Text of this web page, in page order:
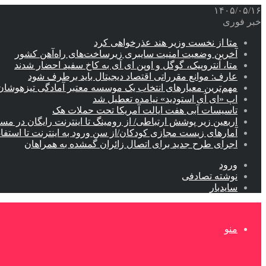
۱۴۰۵/۰۵/۱۶
خبر فوری
متا از نخست وزیر هند عذرخواهی کرد
آخرین وضعیت امنیت سایبری زیرساخت‌های راه‌آهن کشور
متا، آنتروپیک، گوگل و اوپن ای آی به کاخ سفید احضار شدند
عارف: موانع مقرراتی اقتصاد دیجیتال باید برطرف شود
مهم‌ترین معیارهای انتخاب یک موسسه معتبر آمادگی
اپ «ای آی استودید» نیامده تعطیل شد
تاسیسات آبی هفت ایالت آمریکا تحت حملات هک
اربعین زیر پوشش ارتباطی/ از رومینگ تا اینترنت رایگان در
آمارهای زیست مجازی کودکان/از سن ورود به اینترنت تا
اجرای طرح جدید برای اتصال زائران گمشده به همراهان
ورود
نوشته تصادفی
سایدبار
منو